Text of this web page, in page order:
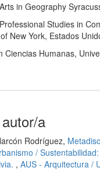
in Geography
Studies in
New York, Estados
Ciencias Humanas,
a
Rodríguez,
/
, AUS - Arquitectura /